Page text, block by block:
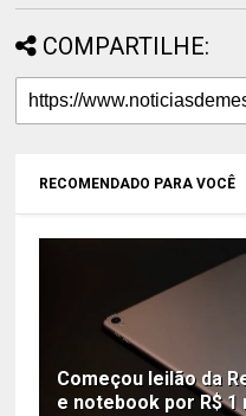
COMPARTILHE:
RECOMENDADO PARA VOCÊ
Começou leilão da
e notebook por R$